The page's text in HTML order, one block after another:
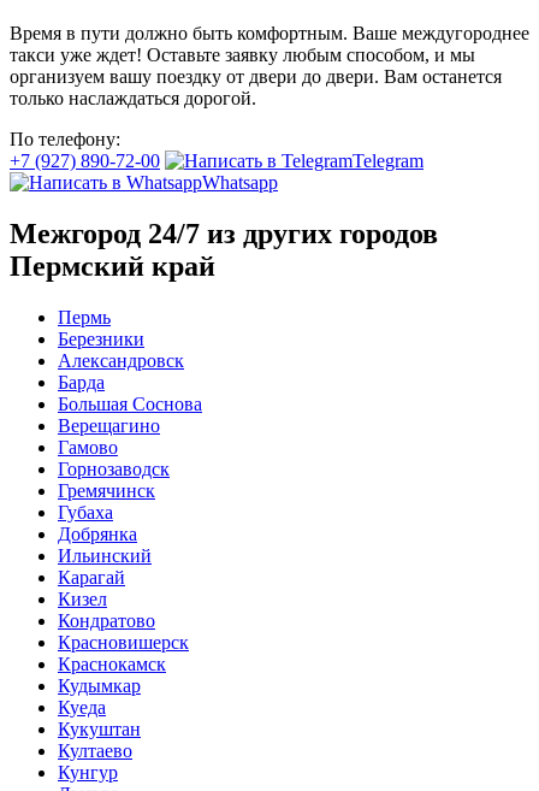
Время в пути должно быть комфортным. Ваше междугороднее
такси уже ждет! Оставьте заявку любым способом, и мы
организуем вашу поездку от двери до двери. Вам останется
только наслаждаться дорогой.
По телефону:
+7 (927) 890-72-00
Telegram
Whatsapp
Межгород 24/7 из других городов
Пермский край
Пермь
Березники
Александровск
Барда
Большая Соснова
Верещагино
Гамово
Горнозаводск
Гремячинск
Губаха
Добрянка
Ильинский
Карагай
Кизел
Кондратово
Красновишерск
Краснокамск
Кудымкар
Куеда
Кукуштан
Култаево
Кунгур